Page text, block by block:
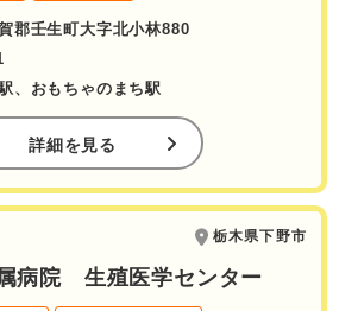
郡壬生町大字北小林880
、おもちゃのまち駅
詳細を見る
栃木県下野市
病院 生殖医学センター